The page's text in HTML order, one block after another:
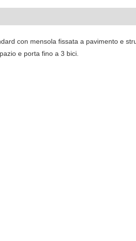
con mensola fissata a pavimento e
e porta fino a 3 bici.